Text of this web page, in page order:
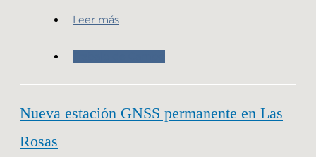
Leer más
Nueva estación GNSS permanente en Las
Rosas